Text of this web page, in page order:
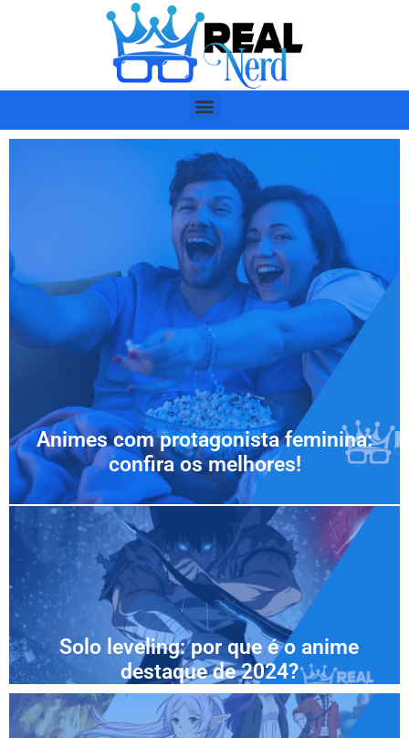
Animes com protagonista feminina:
confira os melhores!
Solo leveling: por que é o anime
destaque de 2024?